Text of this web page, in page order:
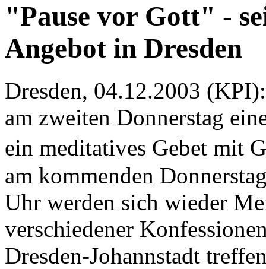
"Pause vor Gott" -
Angebot in Dresden
Dresden, 04.12.2003
am zweiten Donnerstag
ein meditatives Gebet mit
am kommenden
Uhr werden sich wieder
verschiedener
Dresden-Johannstadt